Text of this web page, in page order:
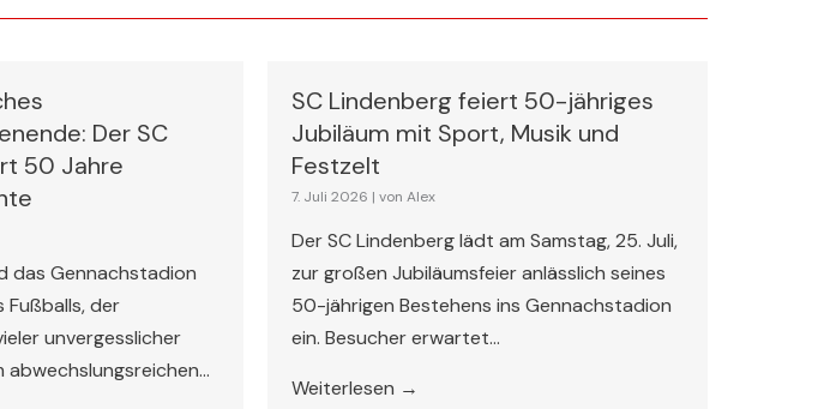
Der SC
50 Jahre
das Gennachstadion
Fußballs, der
unvergesslicher
SC Lindenberg feiert 50-jähriges
Jubiläum mit Sport, Musik und
Festzelt
7. Juli 2026 |von Alex
Der SC Lindenberg lädt am Samstag, 25. Juli,
zur großen Jubiläumsfeier anlässlich seines
50-jährigen Bestehens ins Gennachstadion
ein. Besucher erwartet...
Weiterlesen →